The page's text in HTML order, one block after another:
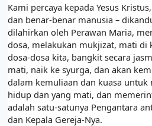
Kami percaya kepada Yesus
dan benar-benar manusia –
dilahirkan oleh Perawan Maria,
dosa, melakukan mukjizat, mati di
dosa-dosa kita, bangkit secara
mati, naik ke syurga, dan akan
dalam kemuliaan dan kuasa
hidup dan yang mati, dan
adalah satu-satunya Pengantara
dan Kepala Gereja-Nya.